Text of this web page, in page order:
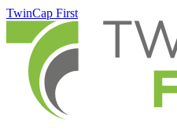
Skip
main
content
TwinCap First